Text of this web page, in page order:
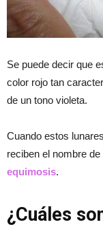
Se puede decir que
color rojo tan
de un tono violeta.
Cuando estos
reciben el nombre
equimosis.
¿Cuáles